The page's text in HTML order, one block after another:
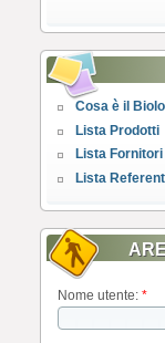
Cosa è il
Lista Prodotti
Lista Fornitori
Lista
Nome utente: *